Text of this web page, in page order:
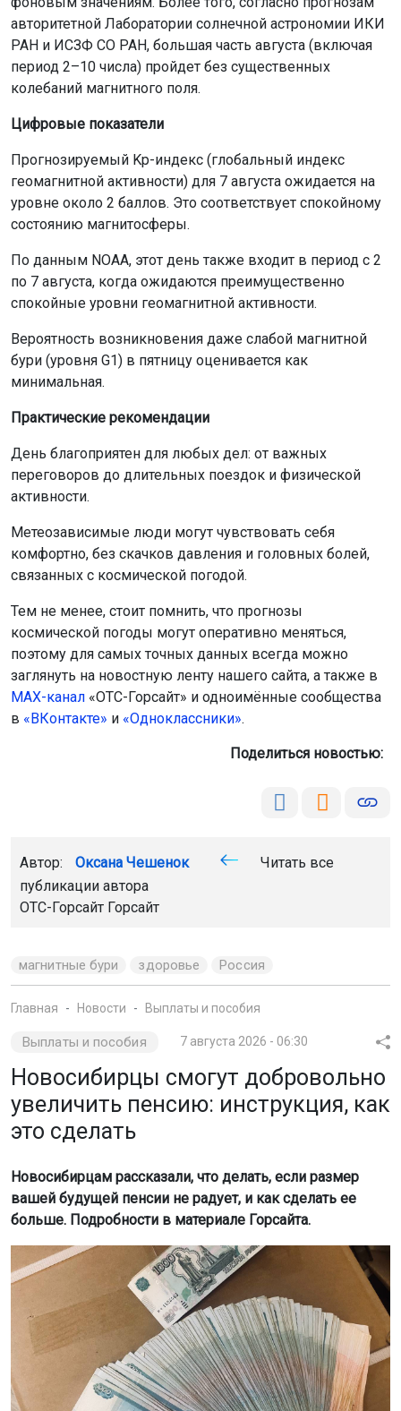
авторитетной Лаборатории солнечной астрономии ИКИ
РАН и ИСЗФ СО РАН, большая часть августа (включая
период 2–10 числа) пройдет без существенных
колебаний магнитного поля.
Цифровые показатели
Прогнозируемый Kp-индекс (глобальный индекс
геомагнитной активности) для 7 августа ожидается на
уровне около 2 баллов. Это соответствует спокойному
состоянию магнитосферы.
По данным NOAA, этот день также входит в период с 2
по 7 августа, когда ожидаются преимущественно
спокойные уровни геомагнитной активности.
Вероятность возникновения даже слабой магнитной
бури (уровня G1) в пятницу оценивается как
минимальная.
Практические рекомендации
День благоприятен для любых дел: от важных
переговоров до длительных поездок и физической
активности.
Метеозависимые люди могут чувствовать себя
комфортно, без скачков давления и головных болей,
связанных с космической погодой.
Тем не менее, стоит помнить, что прогнозы
космической погоды могут оперативно меняться,
поэтому для самых точных данных всегда можно
заглянуть на новостную ленту нашего сайта, а также в
МАХ-канал «ОТС-Горсайт» и одноимённые сообщества
в «ВКонтакте» и «Одноклассники».
Поделиться новостью:
Автор: Оксана Чешенок
Читать все
публикации автора
ОТС-Горсайт Горсайт
магнитные бури здоровье Россия
Главная Новости Выплаты и пособия
Выплаты и пособия 7 августа 2026 - 06:30
Новосибирцы смогут добровольно
увеличить пенсию: инструкция, как
это сделать
Новосибирцам рассказали, что делать, если размер
вашей будущей пенсии не радует, и как сделать ее
больше. Подробности в материале Горсайта.